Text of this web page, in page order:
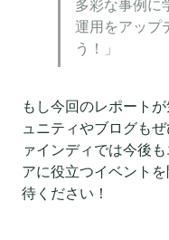
多彩な事例に
運用をアップ
う！」
もし今回のレポート
ュニティやブログも
ァインディでは今後
アに役立つイベント
待ください！